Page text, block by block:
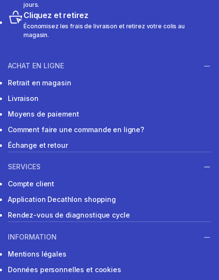
jours.
Cliquez et retirez
Économisez les frais de livraison et retirez votre colis au
magasin.
ACHAT EN LIGNE
Retrait en magasin
Livraison
Moyens de paiement
Comment faire une commande en ligne?
Échange et retour
SERVICES
Compte client
Application Decathlon shopping
Rendez-vous de diagnostique cycle
INFORMATION
Mentions légales
Données personnelles et cookies